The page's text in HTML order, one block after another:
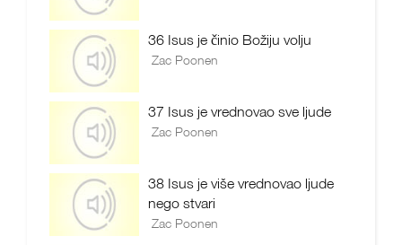
36 Isus je činio Božiju volju
Zac Poonen
37 Isus je vrednovao sve ljude
Zac Poonen
38 Isus je više vrednovao ljude
nego stvari
Zac Poonen